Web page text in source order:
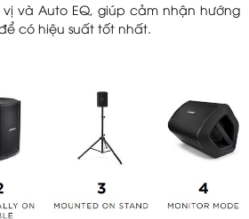
và Auto EQ, giúp cảm nhận hướng
có hiệu suất tốt nhất.